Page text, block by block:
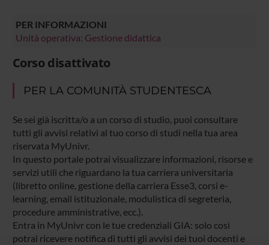
PER INFORMAZIONI
Unità operativa: Gestione didattica
Corso disattivato
PER LA COMUNITÀ STUDENTESCA
Se sei già iscritta/o a un corso di studio, puoi consultare
tutti gli avvisi relativi al tuo corso di studi nella tua area
riservata MyUnivr.
In questo portale potrai visualizzare informazioni, risorse e
servizi utili che riguardano la tua carriera universitaria
(libretto online, gestione della carriera Esse3, corsi e-
learning, email istituzionale, modulistica di segreteria,
procedure amministrative, ecc.).
Entra in MyUnivr con le tue credenziali GIA: solo così
potrai ricevere notifica di tutti gli avvisi dei tuoi docenti e